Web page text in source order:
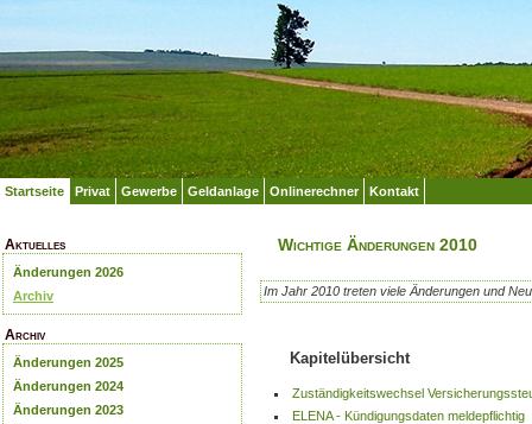
Startseite Privat Gewerbe Geldanlage Onlinerechner Kontakt
Aktuelles
Änderungen 2026
Archiv
Archiv
Änderungen 2025
Änderungen 2024
Änderungen 2023
Wichtige Änderungen 2010
Im Jahr 2010 treten viele Änderungen und
Kapitelübersicht
Zuständigkeitswechsel
ELENA - Kündigungsdaten meldepflichtig